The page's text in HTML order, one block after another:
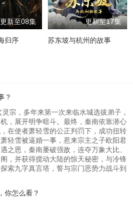
更新至08集
归序
更新至17集
苏东坡与杭州的故事
？
，多年来第一次来临水城选拔弟子，
，展开明争暗斗。最终，秦南依靠潜心
在使者萧轻雪的公正判罚下，成功扭转
轻雪被逼婚一事，惹来宗主之子欧阳君
之恩，秦南屡破强敌，连夺万象大比、
，并获得搅动大陆的惊天秘密，与冷锋
索九字真言塔，誓与宗门恶势力战斗到
你怎么看？